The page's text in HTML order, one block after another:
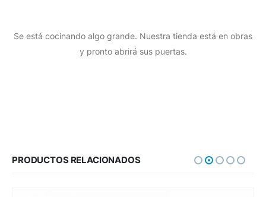
Se está cocinando algo grande. Nuestra tienda está en obras
y pronto abrirá sus puertas.
PRODUCTOS RELACIONADOS